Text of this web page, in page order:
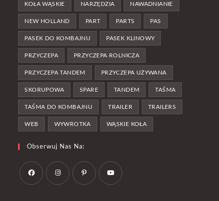
KOŁA WĄSKIE NARZĘDZIA NAWADNIANIE
NEW HOLLAND PART PARTS PAS
PASEK DO KOMBAJNU PASEK KLINOWY
PRZYCZEPA PRZYCZEPA ROLNICZA
PRZYCZEPA TANDEM PRZYCZEPA UŻYWANA
SKORUPOWA SPARE TANDEM TAŚMA
TAŚMA DO KOMBAJNU TRAILER TRAILERS
WEB WYWROTKA WĄSKIE KOŁA
Obserwuj Nas Na: